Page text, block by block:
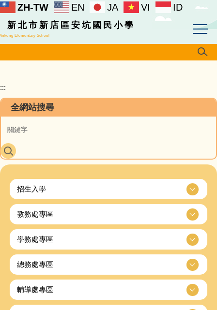
跳
主
要
容
ZH-TW EN JA VI ID
新北市新店區安坑國民小學
Elementary School
:::
全網站搜尋
招生入學
教務處專區
學務處專區
總務處專區
輔導處專區